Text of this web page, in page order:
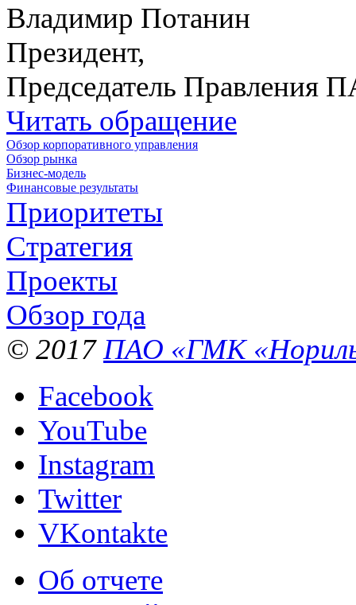
Владимир Потанин
Президент,
Председатель Правления
Читать обращение
Обзор корпоративного управления
Обзор рынка
Бизнес-модель
Финансовые результаты
Приоритеты
Стратегия
Проекты
Обзор года
© 2017 ПАО «ГМК
Facebook
YouTube
Instagram
Twitter
VKontakte
Об отчете